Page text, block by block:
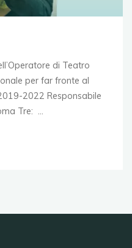
di Teatro
per far fronte al
2022 Responsabile
Tre: …